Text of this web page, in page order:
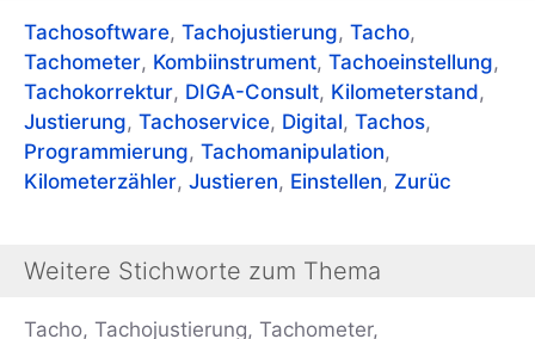
Tachosoftware, Tachojustierung, Tacho,
Tachometer, Kombiinstrument, Tachoeinstellung,
Tachokorrektur, DIGA-Consult, Kilometerstand,
Justierung, Tachoservice, Digital, Tachos,
Programmierung, Tachomanipulation,
Kilometerzähler, Justieren, Einstellen, Zurüc
Weitere Stichworte zum Thema
Tacho, Tachojustierung, Tachometer,